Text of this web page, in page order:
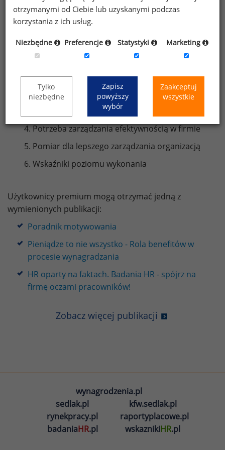
pracowników oraz firmy. Do przeprowadzenia
takiego pomiaru niezbędne są właściwie dobrane
Spis treści:
Cel: High Performance
Zarządzanie efektywnością
Uwarunkowanie efektywności
Potrzeba zarządzania efektywnością w firmie
Pomiar dla lepszego zarządzania organizacją
Wskaźniki poziomu wykonania
Użytkownicy premium mogą otrzymać jedną z
wymienionych publikacji:
Poradnik motywowania
Pieniądze to nie wszystko - Rola benefitów w
procesie wynagradzania
HR oparty na faktach. Badania HR - spójrz na
firmę oczami pracowników!
Zobacz więcej publikacji
wynagrodzenia.pl
sedlak.pl
kfw.sedlak.pl
rynekpracy.pl
raportyplacowe.pl
badaniaHR.pl wskaznikiHR.pl
otrzymanymi od Ciebie lub uzyskanymi podczas
korzystania z ich usług.
Niezbędne Preferencje Statystyki Marketing
Tylko
niezbędne
Zapisz
powyższy
wybór
Zaakceptuj
wszystkie